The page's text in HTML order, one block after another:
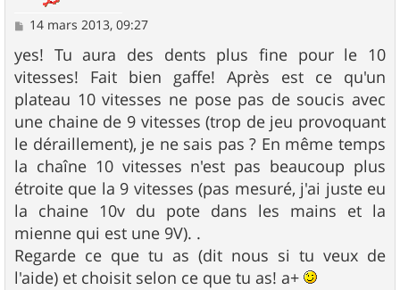
M
s
s
a
g
e
14 mars 2013, 09:27
yes! Tu aura des dents plus fine pour le 10
vitesses! Fait bien gaffe! Après est ce qu'un
plateau 10 vitesses ne pose pas de soucis avec
une chaine de 9 vitesses (trop de jeu provoquant
le déraillement), je ne sais pas ? En même temps
la chaîne 10 vitesses n'est pas beaucoup plus
étroite que la 9 vitesses (pas mesuré, j'ai juste eu
la chaine 10v du pote dans les mains et la
mienne qui est une 9V). .
Regarde ce que tu as (dit nous si tu veux de
l'aide) et choisit selon ce que tu as! a+